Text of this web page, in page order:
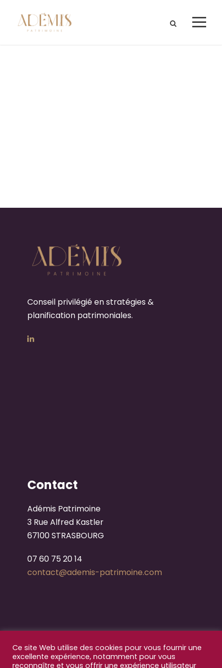
Conseil privilégié en stratégies &
planification patrimoniales.
Contact
Adémis Patrimoine
3 Rue Alfred Kastler
67100 STRASBOURG
07 60 75 20 14
contact@ademis-patrimoine.com
Ce site Web utilise des cookies pour vous fournir une
excellente expérience, notamment pour vous
reconnaître et vous offrir une expérience utilisateur